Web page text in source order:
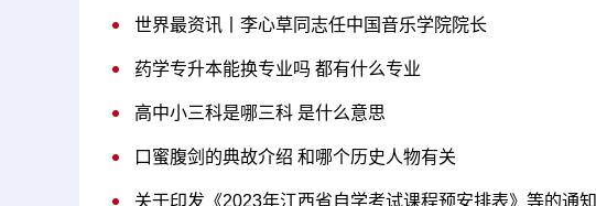
世界最资讯丨李心草同志任中国音乐学院院长
药学专升本能换专业吗 都有什么专业
高中小三科是哪三科 是什么意思
口蜜腹剑的典故介绍 和哪个历史人物有关
关于印发《2023年江西省自学考试课程预安排表》等的通知